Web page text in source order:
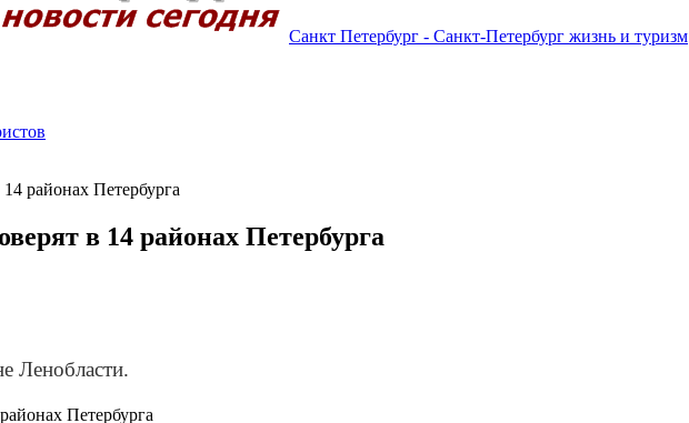
Санкт Петербург - Санкт-Петербург жизнь и туризм
районах Петербурга
в 14 районах Петербурга
Ленобласти.